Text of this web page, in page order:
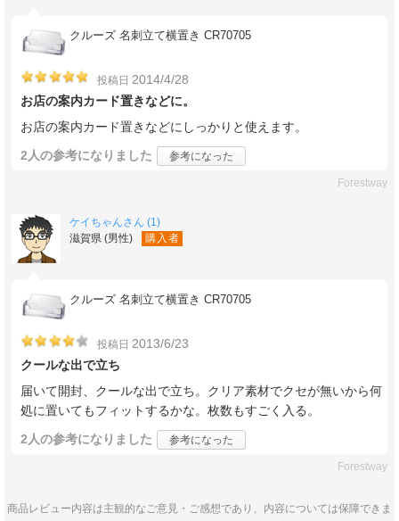
クルーズ 名刺立て横置き CR70705
投稿日 2014/4/28
お店の案内カード置きなどに。
お店の案内カード置きなどにしっかりと使えます。
2人の参考になりました 参考になった
Forestway
ケイちゃんさん (1)
滋賀県 (男性)
購入者
クルーズ 名刺立て横置き CR70705
投稿日 2013/6/23
クールな出で立ち
届いて開封、クールな出で立ち。クリア素材でクセが無いから何
処に置いてもフィットするかな。枚数もすごく入る。
2人の参考になりました 参考になった
Forestway
商品レビュー内容は主観的なご意見・ご感想であり、内容については保障できま